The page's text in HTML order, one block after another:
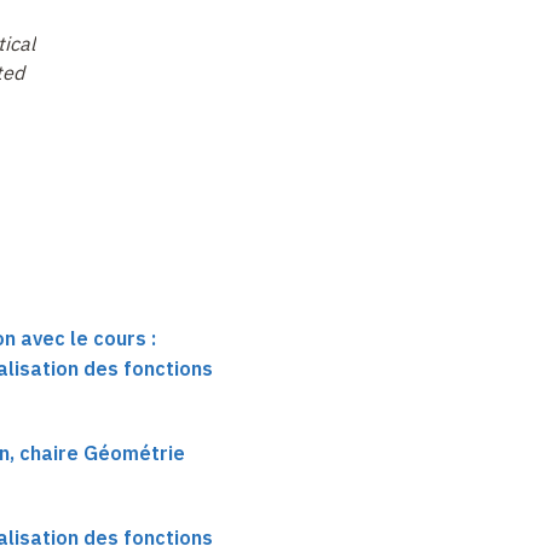
avec le cours :
des fonctions
chaire Géométrie
des fonctions